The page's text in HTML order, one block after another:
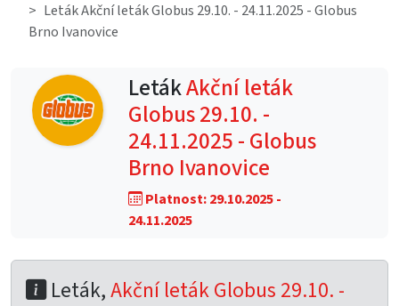
Leták Akční leták Globus 29.10. - 24.11.2025 - Globus
Brno Ivanovice
LetákAkční leták
Globus 29.10. -
24.11.2025 - Globus
Brno Ivanovice
Platnost: 29.10.2025 -
24.11.2025
Leták,Akční leták Globus 29.10. -